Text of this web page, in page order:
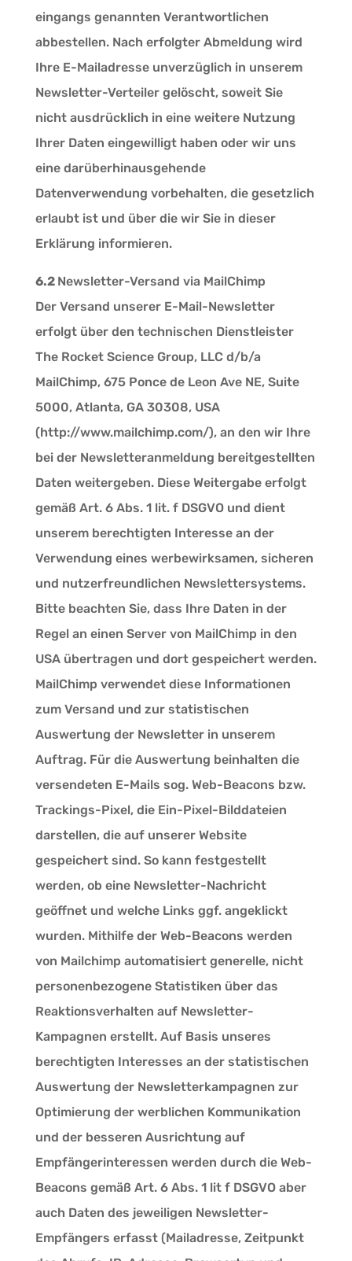
eingangs genannten Verantwortlichen
abbestellen. Nach erfolgter Abmeldung wird
Ihre E-Mailadresse unverzüglich in unserem
Newsletter-Verteiler gelöscht, soweit Sie
nicht ausdrücklich in eine weitere Nutzung
Ihrer Daten eingewilligt haben oder wir uns
eine darüberhinausgehende
Datenverwendung vorbehalten, die gesetzlich
erlaubt ist und über die wir Sie in dieser
Erklärung informieren.
6.2Newsletter-Versand via MailChimp
Der Versand unserer E-Mail-Newsletter
erfolgt über den technischen Dienstleister
The Rocket Science Group, LLC d/b/a
MailChimp, 675 Ponce de Leon Ave NE, Suite
5000, Atlanta, GA 30308, USA
(http://www.mailchimp.com/), an den wir Ihre
bei der Newsletteranmeldung bereitgestellten
Daten weitergeben. Diese Weitergabe erfolgt
gemäß Art. 6 Abs. 1 lit. f DSGVO und dient
unserem berechtigten Interesse an der
Verwendung eines werbewirksamen, sicheren
und nutzerfreundlichen Newslettersystems.
Bitte beachten Sie, dass Ihre Daten in der
Regel an einen Server von MailChimp in den
USA übertragen und dort gespeichert werden.
MailChimp verwendet diese Informationen
zum Versand und zur statistischen
Auswertung der Newsletter in unserem
Auftrag. Für die Auswertung beinhalten die
versendeten E-Mails sog. Web-Beacons bzw.
Trackings-Pixel, die Ein-Pixel-Bilddateien
darstellen, die auf unserer Website
gespeichert sind. So kann festgestellt
werden, ob eine Newsletter-Nachricht
geöffnet und welche Links ggf. angeklickt
wurden. Mithilfe der Web-Beacons werden
von Mailchimp automatisiert generelle, nicht
personenbezogene Statistiken über das
Reaktionsverhalten auf Newsletter-
Kampagnen erstellt. Auf Basis unseres
berechtigten Interesses an der statistischen
Auswertung der Newsletterkampagnen zur
Optimierung der werblichen Kommunikation
und der besseren Ausrichtung auf
Empfängerinteressen werden durch die Web-
Beacons gemäß Art. 6 Abs. 1 lit f DSGVO aber
auch Daten des jeweiligen Newsletter-
Empfängers erfasst (Mailadresse, Zeitpunkt